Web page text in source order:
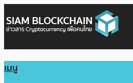
เมนู